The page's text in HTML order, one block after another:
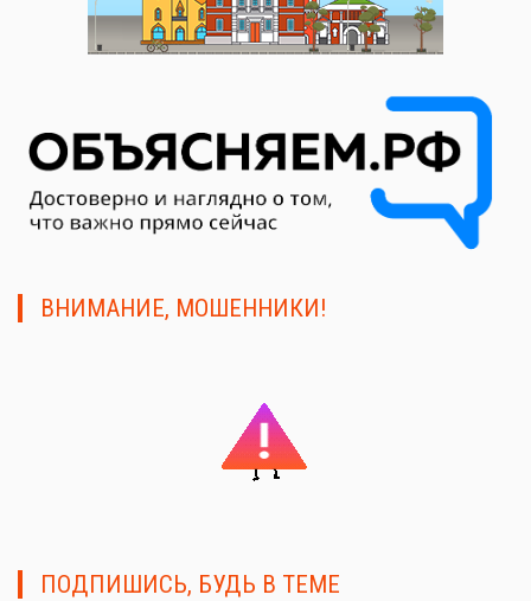
ВНИМАНИЕ, МОШЕННИКИ!
ПОДПИШИСЬ, БУДЬ В ТЕМЕ